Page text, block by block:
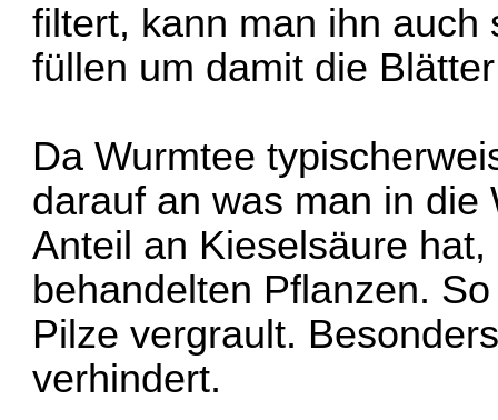
filtert, kann man ihn
füllen um damit die
Da Wurmtee
darauf an was man in
Anteil an Kieselsäure
behandelten Pflanzen.
Pilze vergrault.
verhindert.